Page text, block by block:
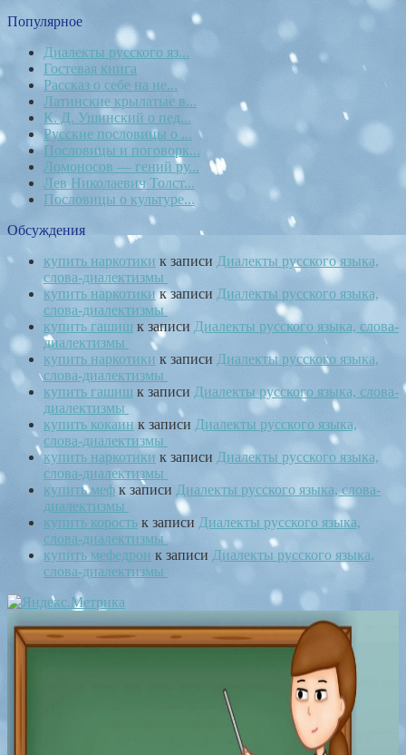
Популярное
Диалекты русского яз...
Гостевая книга
Рассказ о себе на не...
Латинские крылатые в...
К. Д. Ушинский о пед...
Русские пословицы о ...
Пословицы и поговорк...
Ломоносов — гений ру...
Лев Николаевич Толст...
Пословицы о культуре...
Обсуждения
купить наркотики к записи Диалекты русского языка,
слова-диалектизмы
купить наркотикик записи Диалекты русского языка,
слова-диалектизмы
купить гашиш к записи Диалекты русского языка, слова-
диалектизмы
купить наркотики к записи Диалекты русского языка,
слова-диалектизмы
купить гашиш к записи Диалекты русского языка, слова-
диалектизмы
купить кокаин к записи Диалекты русского языка,
слова-диалектизмы
купить наркотики к записи Диалекты русского языка,
слова-диалектизмы
купить меф к записи Диалекты русского языка, слова-
диалектизмы
купить корость к записи Диалекты русского языка,
слова-диалектизмы
купить мефедрон к записи Диалекты русского языка,
слова-диалектизмы